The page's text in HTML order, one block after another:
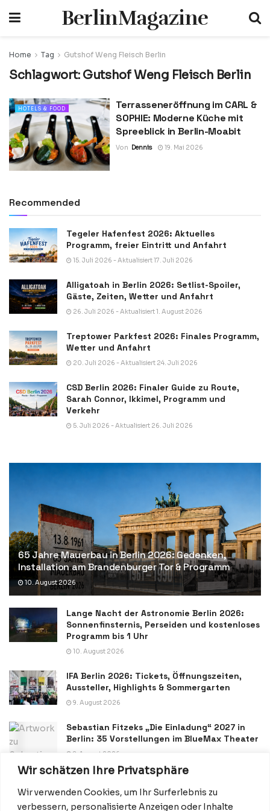
Wir schätzen Ihre Privatsphäre
Wir verwenden Cookies, um Ihr Surferlebnis zu
verbessern, personalisierte Anzeigen oder Inhalte
BerlinMagazine
Home Tag Gutshof Weng Fleisch Berlin
Schlagwort: Gutshof Weng Fleisch Berlin
HOTELS & FOOD
Terrasseneröffnung im CARL &
SOPHIE: Moderne Küche mit
Spreeblick in Berlin-Moabit
Von Dennis 19. Mai 2026
Recommended
Tegeler Hafenfest 2026: Aktuelles
Programm, freier Eintritt und Anfahrt
15. Juli 2026 - Aktualisiert 17. Juli 2026
Alligatoah in Berlin 2026: Setlist-Spoiler,
Gäste, Zeiten, Wetter und Anfahrt
26. Juli 2026 - Aktualisiert 1. August 2026
Treptower Parkfest 2026: Finales Programm,
Wetter und Anfahrt
20. Juli 2026 - Aktualisiert 24. Juli 2026
CSD Berlin 2026: Finaler Guide zu Route,
Sarah Connor, Ikkimel, Programm und
Verkehr
5. Juli 2026 - Aktualisiert 26. Juli 2026
65 Jahre Mauerbau in Berlin 2026: Gedenken,
Installation am Brandenburger Tor & Programm
10. August 2026
Lange Nacht der Astronomie Berlin 2026:
Sonnenfinsternis, Perseiden und kostenloses
Programm bis 1 Uhr
10. August 2026
IFA Berlin 2026: Tickets, Öffnungszeiten,
Aussteller, Highlights & Sommergarten
9. August 2026
Sebastian Fitzeks „Die Einladung“ 2027 in
Berlin: 35 Vorstellungen im BlueMax Theater
8. August 2026